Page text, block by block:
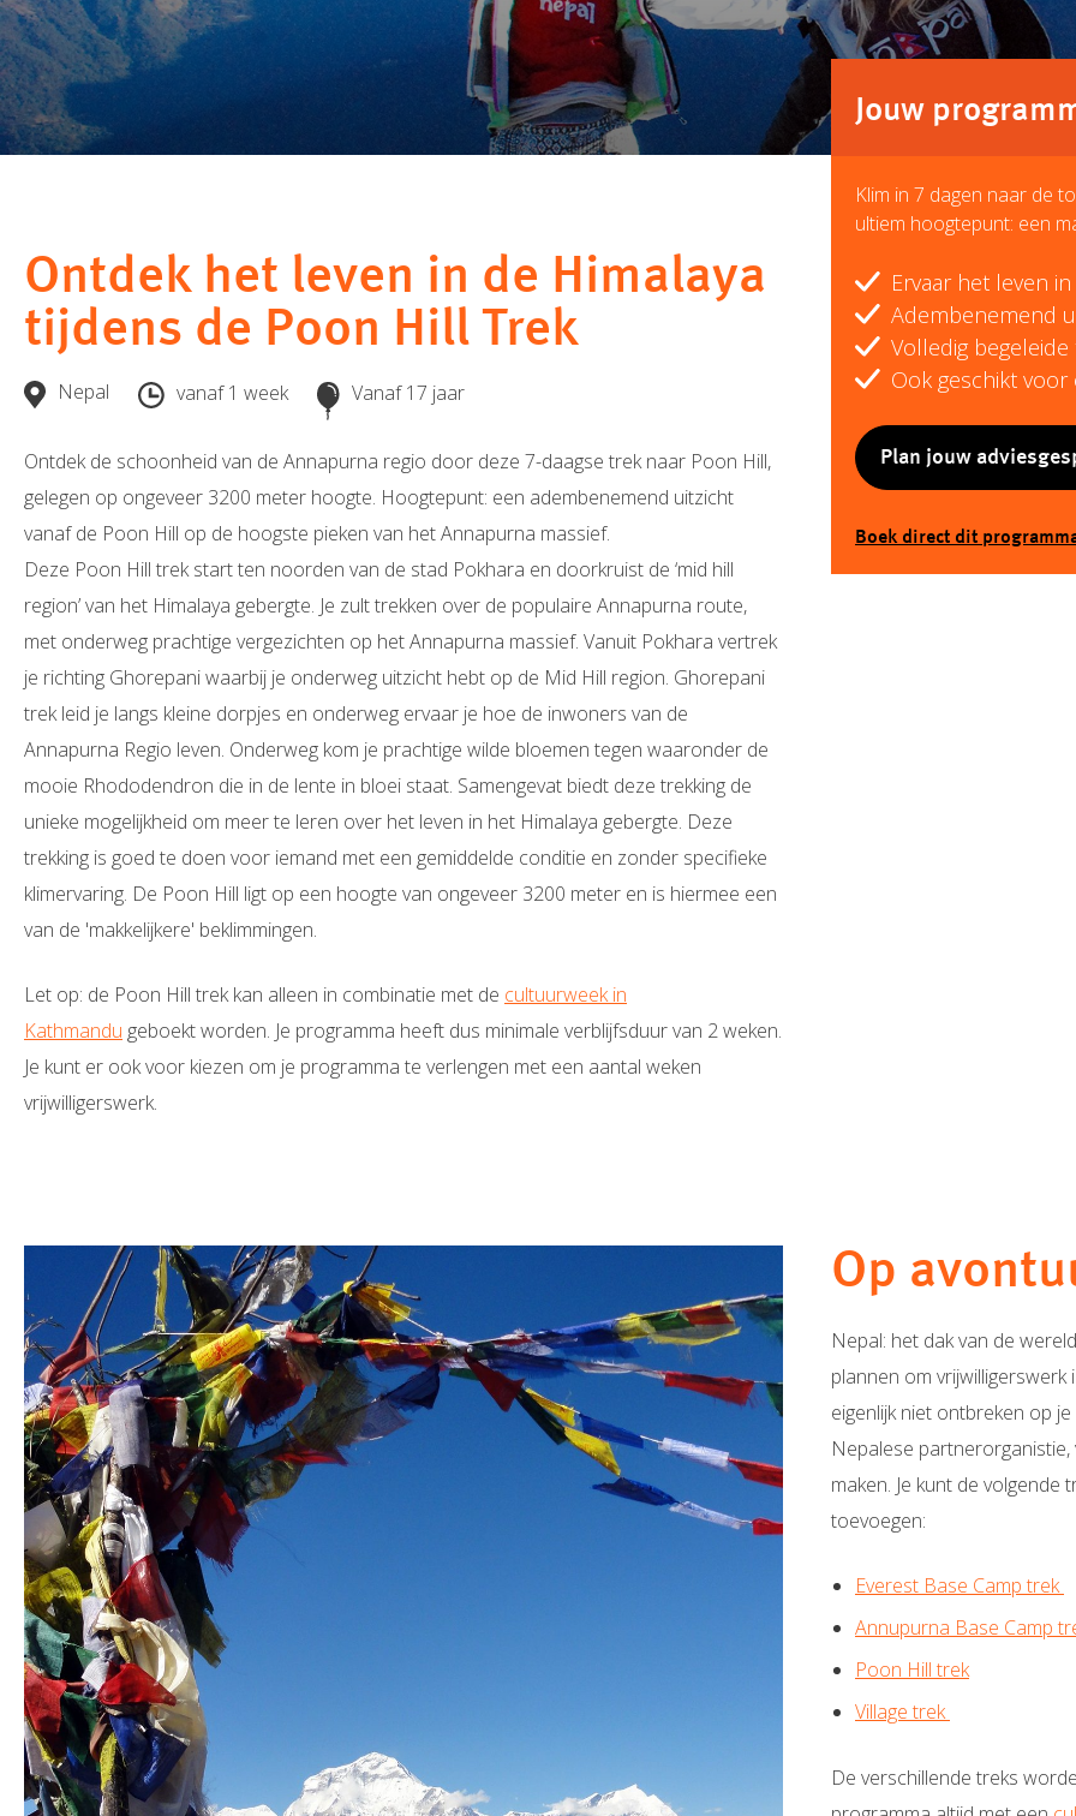
Ontdek het leven in de Himalaya
tijdens de Poon Hill Trek
Nepal vanaf 1 week Vanaf 17 jaar
Ontdek de schoonheid van de Annapurna regio door deze 7-daagse trek naar Poon Hill,
gelegen op ongeveer 3200 meter hoogte. Hoogtepunt: een adembenemend uitzicht
vanaf de Poon Hill op de hoogste pieken van het Annapurna massief.
Deze Poon Hill trek start ten noorden van de stad Pokhara en doorkruist de ‘mid hill
region’ van het Himalaya gebergte. Je zult trekken over de populaire Annapurna route,
met onderweg prachtige vergezichten op het Annapurna massief. Vanuit Pokhara vertrek
je richting Ghorepani waarbij je onderweg uitzicht hebt op de Mid Hill region. Ghorepani
trek leid je langs kleine dorpjes en onderweg ervaar je hoe de inwoners van de
Annapurna Regio leven. Onderweg kom je prachtige wilde bloemen tegen waaronder de
mooie Rhododendron die in de lente in bloei staat. Samengevat biedt deze trekking de
unieke mogelijkheid om meer te leren over het leven in het Himalaya gebergte. Deze
trekking is goed te doen voor iemand met een gemiddelde conditie en zonder specifieke
klimervaring. De Poon Hill ligt op een hoogte van ongeveer 3200 meter en is hiermee een
van de 'makkelijkere' beklimmingen.
Let op: de Poon Hill trek kan alleen in combinatie met de cultuurweek in
Kathmandu geboekt worden. Je programma heeft dus minimale verblijfsduur van 2 weken.
Je kunt er ook voor kiezen om je programma te verlengen met een aantal weken
vrijwilligerswerk.
Jouw
Klim in 7 dagen naar de
ultiem hoogtepunt: een
Ervaar het leven
Adembenemend
Volledig
Ook geschikt
Plan jouw
Boek direct dit
Op
Nepal: het dak van de
plannen om
eigenlijk niet ontbreken op
Nepalese
maken. Je kunt de volgende
toevoegen:
Everest Base Camp trek
Annupurna Base Camp
Poon Hill trek
Village trek
De verschillende treks